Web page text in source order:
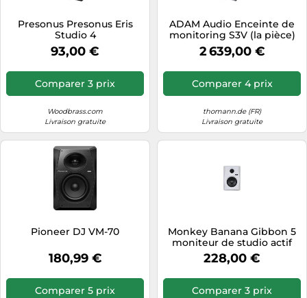
Presonus Presonus Eris
Studio 4
93,00 €
Comparer 3 prix
Woodbrass.com
Livraison gratuite
ADAM Audio Enceinte de
monitoring S3V (la pièce)
2 639,00 €
Comparer 4 prix
thomann.de (FR)
Livraison gratuite
Pioneer DJ VM-70
180,99 €
Comparer 5 prix
Monkey Banana Gibbon 5
moniteur de studio actif
(blanc, la pièce)
228,00 €
Comparer 3 prix